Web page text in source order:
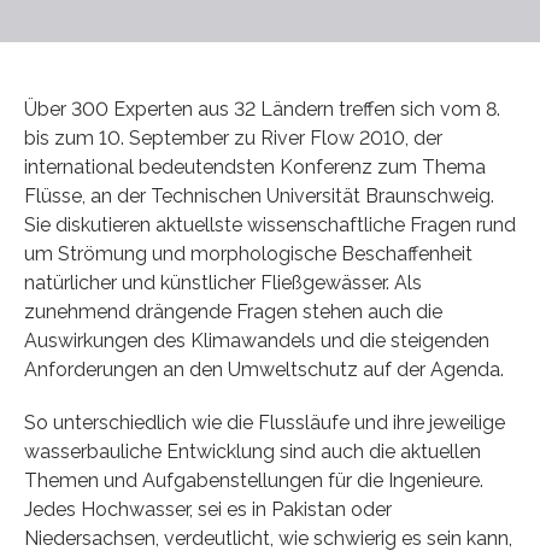
Über 300 Experten aus 32 Ländern treffen sich vom 8.
bis zum 10. September zu River Flow 2010, der
international bedeutendsten Konferenz zum Thema
Flüsse, an der Technischen Universität Braunschweig.
Sie diskutieren aktuellste wissenschaftliche Fragen rund
um Strömung und morphologische Beschaffenheit
natürlicher und künstlicher Fließgewässer. Als
zunehmend drängende Fragen stehen auch die
Auswirkungen des Klimawandels und die steigenden
Anforderungen an den Umweltschutz auf der Agenda.
So unterschiedlich wie die Flussläufe und ihre jeweilige
wasserbauliche Entwicklung sind auch die aktuellen
Themen und Aufgabenstellungen für die Ingenieure.
Jedes Hochwasser, sei es in Pakistan oder
Niedersachsen, verdeutlicht, wie schwierig es sein kann,